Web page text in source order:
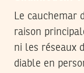
Le cauchemar
raison
ni les réseaux
diable en